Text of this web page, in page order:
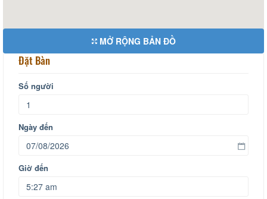
MỞ RỘNG BẢN ĐỒ
Đặt Bàn
Số người
Ngày đến
Giờ đến